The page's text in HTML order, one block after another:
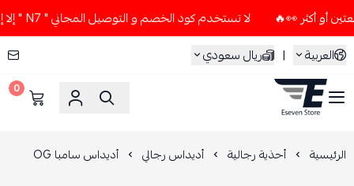
لا تستخدم كود الخصم و التوصيل المجاني " N7 " إلا إذا طلبت قطعتين أو أكثر 👀🔥
العربية
| ريال سعودي
ESEVEN STORE
0
الرئيسية أحذية رجالية أديداس رجالي أديداس سامبا OG